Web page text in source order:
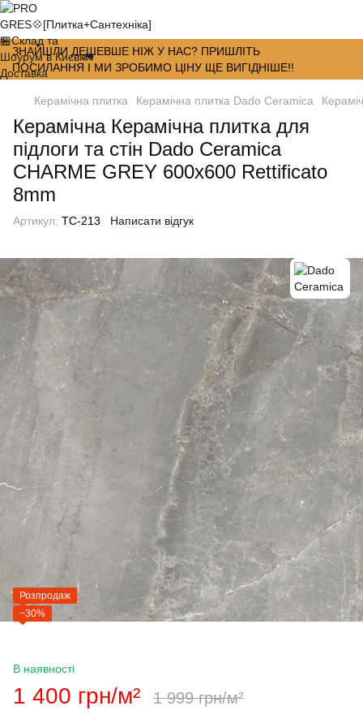
ЗНАЙШЛИ ДЕШЕВШЕ НІЖ У НАС? ПРИШЛІТЬ
ПОСИЛАННЯ І МИ ЗРОБИМО ЦІНУ ЩЕ ВИГІДНІШЕ!!
Керамічна плитка Керамічна плитка Dado Ceramica
Керамічна Керамічна плитка для
підлоги та стін Dado Ceramica
CHARME GREY 600x600 Rettificato
8mm
Артикул: TC-213 Написати відгук
Розпродаж
−30%
В наявності
1 400 грн/м² 1 999 грн/м²